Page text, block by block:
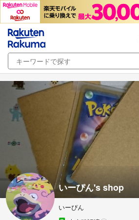
いーぴん's shop
いーぴん